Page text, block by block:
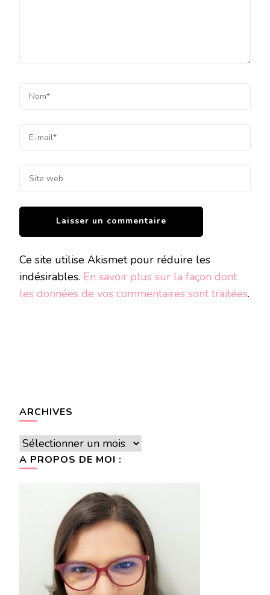
Ce site utilise Akismet pour réduire les
indésirables. En savoir plus sur la façon dont
les données de vos commentaires sont traitées.
ARCHIVES
Archives
A PROPOS DE MOI :